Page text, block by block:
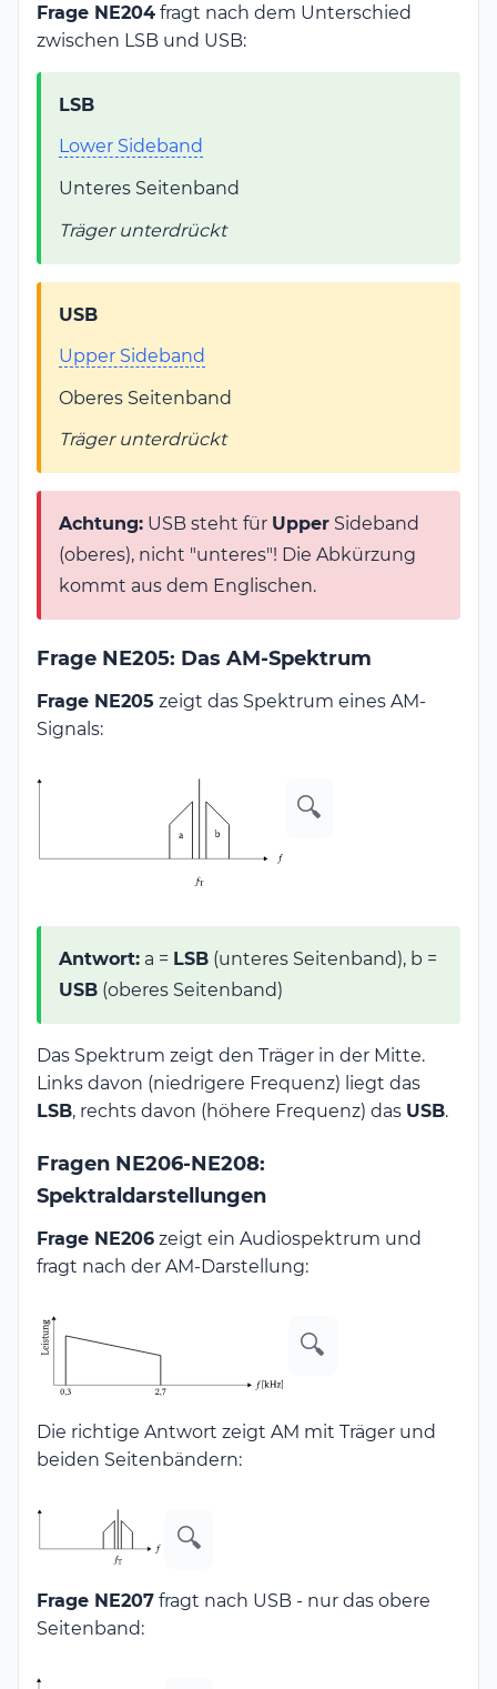
Frage NE204 fragt nach dem Unterschied
zwischen LSB und USB:
LSB
Lower Sideband
Unteres Seitenband
Träger unterdrückt
USB
Upper Sideband
Oberes Seitenband
Träger unterdrückt
Achtung: USB steht für Upper Sideband
(oberes), nicht "unteres"! Die Abkürzung
kommt aus dem Englischen.
Frage NE205: Das AM-Spektrum
Frage NE205 zeigt das Spektrum eines AM-
Signals:
🔍
Antwort: a = LSB (unteres Seitenband), b =
USB (oberes Seitenband)
Das Spektrum zeigt den Träger in der Mitte.
Links davon (niedrigere Frequenz) liegt das
LSB, rechts davon (höhere Frequenz) das USB.
Fragen NE206-NE208:
Spektraldarstellungen
Frage NE206 zeigt ein Audiospektrum und
fragt nach der AM-Darstellung:
🔍
Die richtige Antwort zeigt AM mit Träger und
beiden Seitenbändern:
🔍
Frage NE207 fragt nach USB - nur das obere
Seitenband: